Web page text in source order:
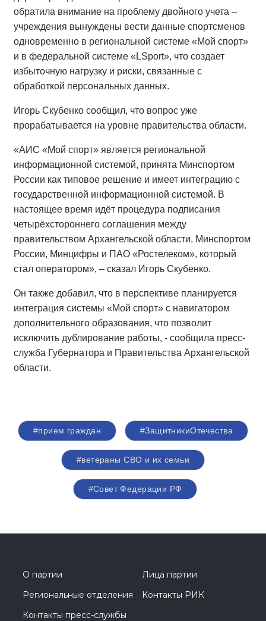
обратила внимание на проблему двойного учета –
учреждения вынуждены вести данные спортсменов
одновременно в региональной системе «Мой спорт»
и в федеральной системе «LSport», что создает
избыточную нагрузку и риски, связанные с
обработкой персональных данных.
Игорь Скубенко сообщил, что вопрос уже
прорабатывается на уровне правительства области.
«АИС «Мой спорт» является региональной
информационной системой, принята Минспортом
России как типовое решение и имеет интеграцию с
государственной информационной системой. В
настоящее время идёт процедура подписания
четырёхстороннего соглашения между
правительством Архангельской области, Минспортом
России, Минцифры и ПАО «Ростелеком», который
стал оператором», – сказал Игорь Скубенко.
Он также добавил, что в перспективе планируется
интеграция системы «Мой спорт» с навигатором
дополнительного образования, что позволит
исключить дублирование работы, - сообщила пресс-
служба Губернатора и Правительства Архангельской
области.
#прием граждан #ЗащитникиОтечества
#ветераны СВО и их семьи
#Совет Федерации РФ
О партии
Лица партии
Региональные отделения
Контакты РИК
Контакты пресс-службы